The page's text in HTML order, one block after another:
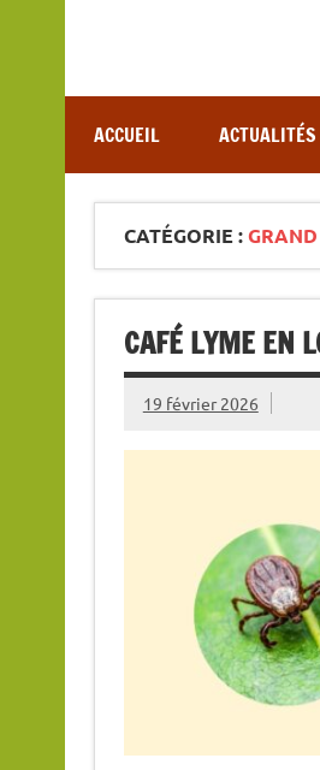
ACCUEIL ACTUALITÉS
CATÉGORIE :
CAFÉ LYME EN
19 février 2026